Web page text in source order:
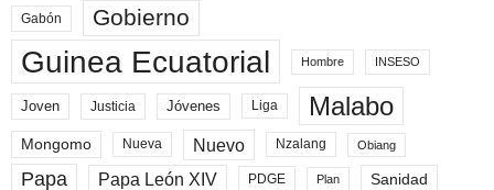
Gabón Gobierno
Guinea Ecuatorial Hombre INSESO
Joven Justicia Jóvenes Liga Malabo
Mongomo Nueva Nuevo Nzalang Obiang
Papa Papa León XIV PDGE Plan Sanidad